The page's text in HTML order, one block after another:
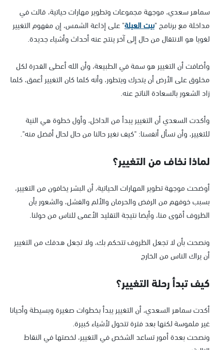
سماهر سعدي، موجهة مجموعات وتطوير مهارات حياتية، قالت في
مداخلة مع برنامج "بيت العيلة" على إذاعة الشمس، إن مفهوم التغيير
لغويا هو الانتقال من حال إلى آخر ينتج عنه أحداث وأشياء جديدة.
وأضافت أن التغيير هو سمة في الطبيعة، وأن الله أعطى القدرة لكل
مخلوق على الأرض أن يتحرك ويتطور، وأنه كلما كان التغيير أعمق، كلما
زاد الشعور بالسعادة الناتج عنه.
وأكدت السعدي أن التغيير يبدأ من الداخل، وأول خطوة هي النية
للتغيير، وأن نسأل أنفسنا: "كيف نغير حالنا من حال لحال أفضل منه".
لماذا نخاف من التغيير؟
أوضحت موجهة تطوير المهارات الحياتية، أن البشر يخافون من التغيير،
بسبب خوفهم من الرفض والحرمان والألم والفشل، والشعور بأن
الظروف أقوى منا، وأيضا نتيجة التقليد الأعمى للناس من حولنا.
ونصحت بأن لا تجعل الظروف تتحكم بك، ولا تجعل هدفك من التغيير
أن يراك الناس من الخارج
كيف تبدأ رحلة التغيير؟
أكدت سماهر السعدي، أن التغيير يبدأ بخطوات صغيرة وبسيطة وأحيانا
غير ملموسة لكنها بعد فترة تتحول لأشياء كبيرة.
ونصحت بعدة أمور تساعد الشخص في التغيير، لخصتها في النقاط